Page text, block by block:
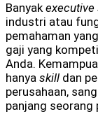
Banyak
industri atau
pemahaman
gaji yang
Anda.
hanya skill dan
perusahaan,
panjang seorang